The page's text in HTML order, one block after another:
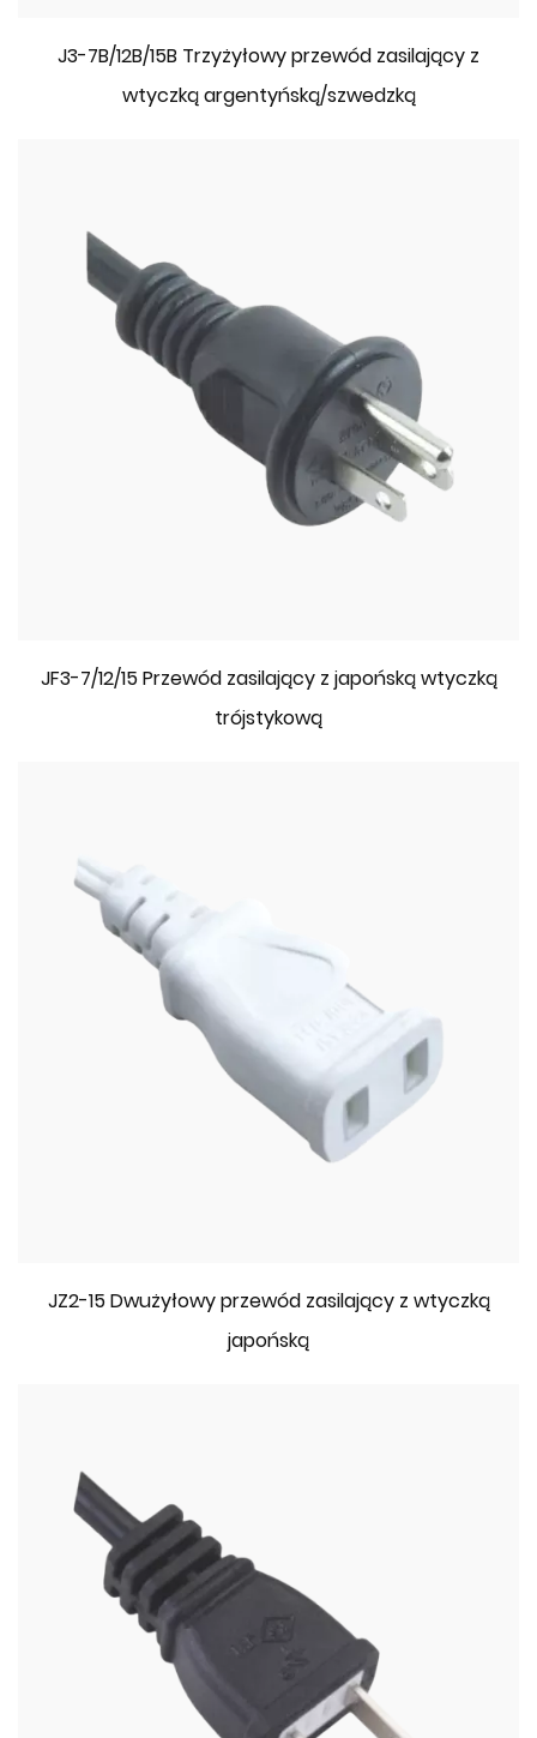
J3-7B/12B/15B Trzyżyłowy przewód zasilający z
wtyczką argentyńską/szwedzką
JF3-7/12/15 Przewód zasilający z japońską wtyczką
trójstykową
JZ2-15 Dwużyłowy przewód zasilający z wtyczką
japońską